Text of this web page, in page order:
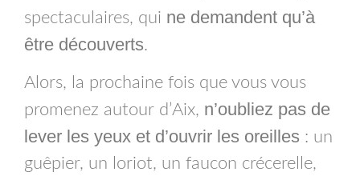
spectaculaires, qui ne demandent qu’à
être découverts.
Alors, la prochaine fois que vous vous
promenez autour d’Aix, n’oubliez pas de
lever les yeux et d’ouvrir les oreilles : un
guêpier, un loriot, un faucon crécerelle,